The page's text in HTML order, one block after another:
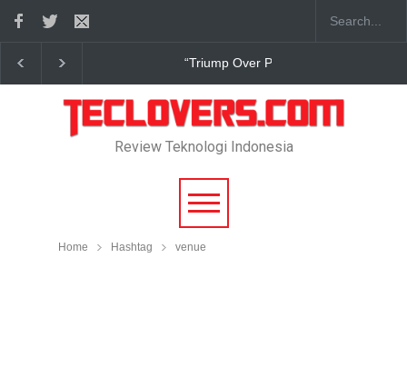
Pain” sudah hadir True Digital Plus janji dukung
Review Teknologi Indonesia
Home Hashtag venue